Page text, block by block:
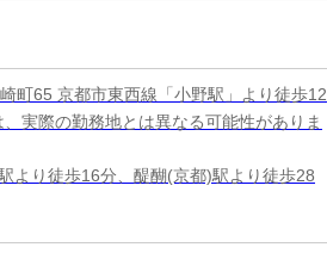
町65 京都市東西線「小野駅」より徒歩12
実際の勤務地とは異なる可能性がありま
より徒歩16分、醍醐(京都)駅より徒歩28